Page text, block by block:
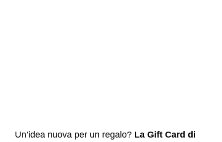
Un’idea nuova per un regalo? La Gift Card di